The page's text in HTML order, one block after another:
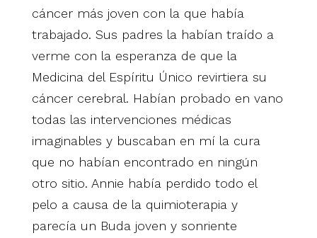
cáncer más joven con la que había
trabajado. Sus padres la habían traído a
verme con la esperanza de que la
Medicina del Espíritu Único revirtiera su
cáncer cerebral. Habían probado en vano
todas las intervenciones médicas
imaginables y buscaban en mí la cura
que no habían encontrado en ningún
otro sitio. Annie había perdido todo el
pelo a causa de la quimioterapia y
parecía un Buda joven y sonriente